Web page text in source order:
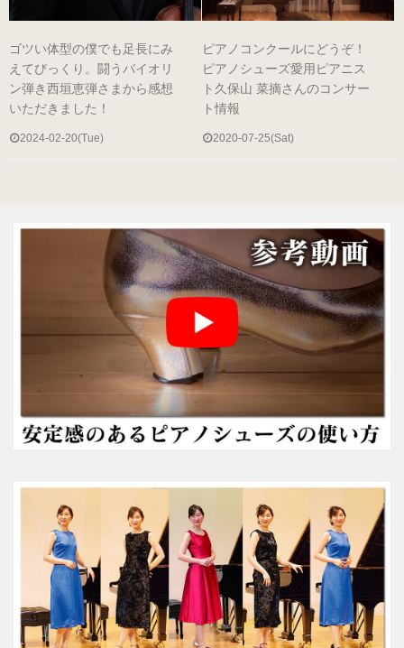
サイズ表
ヒールのメンテナンス
絵で見るピアノシューズ
こんなお悩みはありませんか？
メディア掲載情報
ピアニストの声
ゴツい体型の僕でも足長にみ
えてびっくり。闘うバイオリ
ン弾き西垣恵弾さまから感想
いただきました！
2024-02-20(Tue)
ピアノコンクールにどうぞ！
ピアノシューズ愛用ピアニス
ト久保山 菜摘さんのコンサー
ト情報
2020-07-25(Sat)